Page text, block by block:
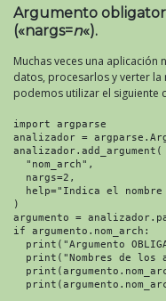
Argumento
(«nargs=n«).
Muchas veces una
datos, procesarlos y verter
podemos utilizar el siguiente
import argparse
analizador =
analizador.add_argument(
"nom_arch",
nargs=2,
help="Indica el
)
argumento =
if argumento.nom_arch:
print("Argumento
print("Nombres de los